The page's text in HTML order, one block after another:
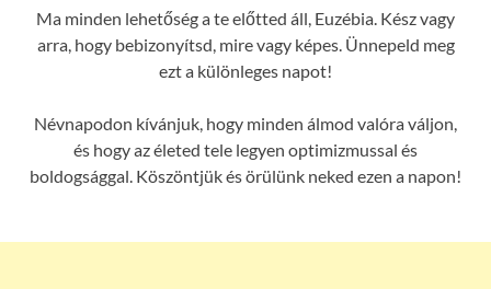
Ma minden lehetőség a te előtted áll, Euzébia. Kész vagy
arra, hogy bebizonyítsd, mire vagy képes. Ünnepeld meg
ezt a különleges napot!
Névnapodon kívánjuk, hogy minden álmod valóra váljon,
és hogy az életed tele legyen optimizmussal és
boldogsággal. Köszöntjük és örülünk neked ezen a napon!